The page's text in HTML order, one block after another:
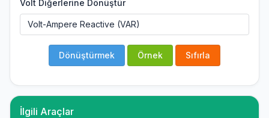
Volt Diğerlerine Dönüştür
Dönüştürmek Örnek Sıfırla
İlgili Araçlar